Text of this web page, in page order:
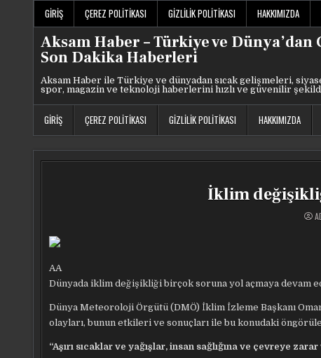
GIRIŞ ÇEREZ POLITIKASI GIZLILIK POLITIKASI HAKKIMIZDA
Aksam Haber – Türkiye ve Dünya’dan
Son Dakika Haberleri
Aksam Haber ile Türkiye ve dünyadan sıcak gelişmeleri,
spor, magazin ve teknoloji haberlerini hızlı ve güvenilir
GIRIŞ ÇEREZ POLITIKASI GIZLILIK POLITIKASI HAKKIMIZDA
İklim
AA
Dünyada iklim değişikliği birçok soruna yol açmaya devam
Dünya Meteoroloji Örgütü (DMÖ) İklim İzleme Başkanı
olayları, bunun etkileri ve sonuçları ile bu konudaki
“Aşırı sıcaklar ve yağışlar, insan sağlığına ve çevreye